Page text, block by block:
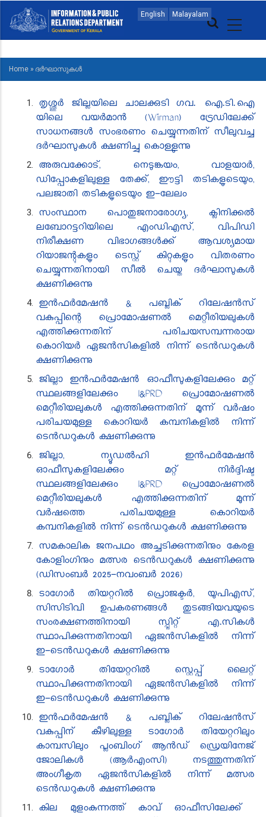
main
English Malayalam
MAIN
NAVIGATION
MALAYALAM
BREADCRUMB
Home » ദർഘാസുകൾ
തൃശ്ശൂർ ജില്ലയിലെ ചാലക്കുടി ഗവ. ഐ.ടി.ഐ
യിലെ വയർമാൻ (Wirman) ട്രേഡിലേക്ക്
സാധനങ്ങൾ സംഭരണം ചെയ്യുന്നതിന് സീലുവച്ച
ദർഘാസുകൾ ക്ഷണിച്ചു കൊള്ളുന്നു
അരുവക്കോട്, നെടുങ്കയം, വാളയാർ,
ഡിപ്പോകളിലുള്ള തേക്ക്, ഈട്ടി തടികളുടെയും,
പലജാതി തടികളുടെയും ഇ-ലേലം
സംസ്ഥാന പൊതുജനാരോഗ്യ, ക്ലിനിക്കൽ
ലബോറട്ടറിയിലെ എംഡിഎസ്, വിപിഡി
നിരീക്ഷണ വിഭാഗങ്ങൾക്ക് ആവശ്യമായ
റിയാജന്റുകളും ടെസ്റ്റ് കിറ്റുകളും വിതരണം
ചെയ്യുന്നതിനായി സീൽ ചെയ്ത ദർഘാസുകൾ
ക്ഷണിക്കുന്നു
ഇൻഫർമേഷൻ & പബ്ലിക് റിലേഷൻസ്
വകുപ്പിന്റെ പ്രൊമോഷണൽ മെറ്റീരിയലുകൾ
എത്തിക്കുന്നതിന് പരിചയസമ്പന്നരായ
കൊറിയർ ഏജൻസികളിൽ നിന്ന് ടെൻഡറുകൾ
ക്ഷണിക്കുന്നു
ജില്ലാ ഇൻഫർമേഷൻ ഓഫീസുകളിലേക്കും മറ്റ്
സ്ഥലങ്ങളിലേക്കും I&PRD പ്രൊമോഷണൽ
മെറ്റീരിയലുകൾ എത്തിക്കുന്നതിന് മൂന്ന് വർഷം
പരിചയമുള്ള കൊറിയർ കമ്പനികളിൽ നിന്ന്
ടെൻഡറുകൾ ക്ഷണിക്കുന്നു
ജില്ലാ, ന്യൂഡൽഹി ഇൻഫർമേഷൻ
ഓഫീസുകളിലേക്കും മറ്റ് നിർദ്ദിഷ്ട
സ്ഥലങ്ങളിലേക്കും I&PRD പ്രൊമോഷണൽ
മെറ്റീരിയലുകൾ എത്തിക്കുന്നതിന് മൂന്ന്
വർഷത്തെ പരിചയമുള്ള കൊറിയർ
കമ്പനികളിൽ നിന്ന് ടെൻഡറുകൾ ക്ഷണിക്കുന്നു
സമകാലിക ജനപഥം അച്ചടിക്കുന്നതിനും കേരള
കോളിംഗിനും മത്സര ടെൻഡറുകൾ ക്ഷണിക്കുന്നു
(ഡിസംബർ 2025-നവംബർ 2026)
ടാഗോർ തിയറ്ററിൽ ​പ്രൊജക്ടർ, യുപിഎസ്,
സിസിടിവി ഉപകരണങ്ങൾ തുടങ്ങിയവയുടെ
സംരക്ഷണത്തിനായി സ്പ്ലിറ്റ് എ.സികൾ
സ്ഥാപിക്കുന്നതിനായി ഏജൻ‍സി​കളിൽ നിന്ന്
ഇ-ടെൻ‍ഡറുകൾ ക്ഷണിക്കുന്നു
ടാഗോർ തിയേറ്ററിൽ സ്റ്റെപ്പ് ​ലൈറ്റ്
സ്ഥാപിക്കുന്നതിനായി ഏജൻ‍സി​കളിൽ നിന്ന്
ഇ-ടെൻ‍ഡറുകൾ ക്ഷണിക്കുന്നു
ഇൻഫർമേഷൻ & പബ്ലിക് റിലേഷൻസ്
വകുപ്പിന് കീഴിലുള്ള ടാഗോർ തിയേറ്ററിലും
കാമ്പസിലും പ്ലംബിംഗ് ആൻഡ് ഡ്രെയിനേജ്
ജോലികൾ (ആർഎംസി) നടത്തുന്നതിന്
അംഗീകൃത ഏജൻസികളിൽ നിന്ന് മത്സര
ടെൻഡറുകൾ ക്ഷണിക്കുന്നു
കില മുളംകുന്നത്ത് കാവ് ഓഫീസിലേക്ക് ​